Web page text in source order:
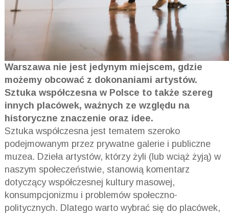
Warszawa nie jest jedynym miejscem, gdzie
możemy obcować z dokonaniami artystów.
Sztuka współczesna w Polsce to także szereg
innych placówek, ważnych ze względu na
historyczne znaczenie oraz idee.
Sztuka współczesna jest tematem szeroko
podejmowanym przez prywatne galerie i publiczne
muzea. Dzieła artystów, którzy żyli (lub wciąż żyją) w
naszym społeczeństwie, stanowią komentarz
dotyczący współczesnej kultury masowej,
konsumpcjonizmu i problemów społeczno-
politycznych. Dlatego warto wybrać się do placówek,